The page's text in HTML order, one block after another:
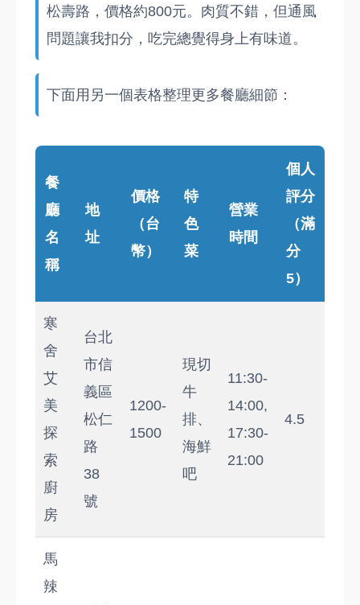
松壽路，價格約800元。肉質不錯，但通風
問題讓我扣分，吃完總覺得身上有味道。
下面用另一個表格整理更多餐廳細節：
餐
廳
名
稱
地
址
價格
（台
幣）
特
色
菜
營業
時間
個人
評分
（滿
分
5）
寒
舍
艾
美
探
索
廚
房
台北
市信
義區
松仁
路
38
號
1200-
1500
現切
牛
排、
海鮮
吧
11:30-
14:00,
17:30-
21:00
4.5
馬
辣